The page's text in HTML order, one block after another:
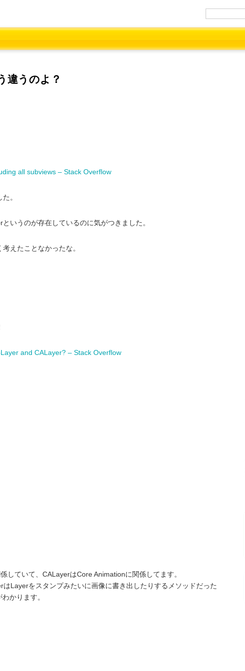
違うのよ？
all subviews – Stack Overflow
。
いうのが存在しているのに気がつきました。
えたことなかったな。
and CALayer? – Stack Overflow
ていて、CALayerはCore Animationに関係してます。
Layerをスタンプみたいに画像に書き出したりするメソッドだった
かります。